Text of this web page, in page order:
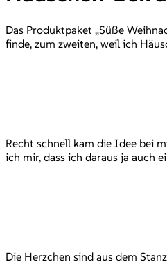
Das Produktpaket „Süße
finde, zum zweiten, weil ich
Recht schnell kam die Idee bei
ich mir, dass ich daraus ja auch
Die Herzchen sind aus dem